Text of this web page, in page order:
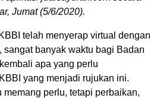
Jumat (5/6/2020).
telah menyerap virtual dengan
sangat banyak waktu bagi Badan
apa yang perlu
yang menjadi rujukan ini.
memang perlu, tetapi perbaikan,